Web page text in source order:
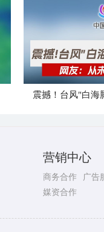
震撼！台风"白海
营销中心
商务合作
广告
媒资合作